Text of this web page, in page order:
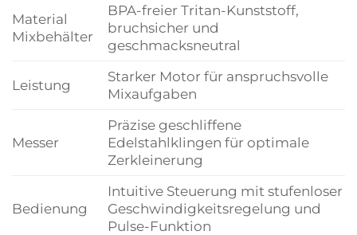
Material
Mixbehälter
BPA-freier Tritan-Kunststoff,
bruchsicher und
geschmacksneutral
Leistung
Starker Motor für anspruchsvolle
Mixaufgaben
Messer
Präzise geschliffene
Edelstahlklingen für optimale
Zerkleinerung
Bedienung
Intuitive Steuerung mit stufenloser
Geschwindigkeitsregelung und
Pulse-Funktion